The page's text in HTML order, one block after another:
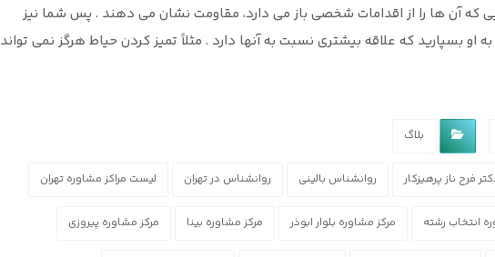
که آن ها را از اقدامات شخصی باز می دارد، مقاومت نشان می دهند . پس شما نیز
به او بسپارید که علاقه بیشتری نسبت به آنها دارد . مثلاً تمیز کردن حیاط هرگز نمی تواند
بلاگ
فرح ناز پرهیزکار روانشناس بالینی روانشناس در تهران لیست مراکز مشاوره تهران
انتخاب رشته مرکز مشاوره بلوار ابوذر مرکز مشاوره بینا مرکز مشاوره پیروزی